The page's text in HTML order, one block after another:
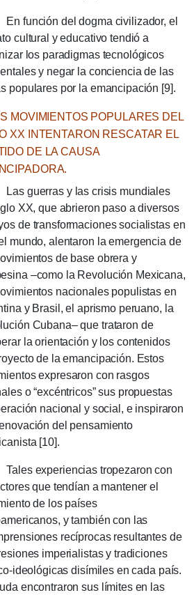
del dogma civilizador, el
cultural y educativo tendió a
los paradigmas tecnológicos
y negar la conciencia de las
populares por la emancipación [9].
MOVIMIENTOS POPULARES DEL
XX INTENTARON RESCATAR EL
DE LA CAUSA
guerras y las crisis mundiales
XX, que abrieron paso a diversos
de transformaciones socialistas en
mundo, alentaron la emergencia de
de base obrera y
–como la Revolución Mexicana,
nacionales populistas en
y Brasil, el aprismo peruano, la
Cubana– que trataron de
la orientación y los contenidos
de la emancipación. Estos
expresaron con rasgos
o “excéntricos” sus propuestas
nacional y social, e inspiraron
del pensamiento
[10].
experiencias tropezaron con
que tendían a mantener el
de los países
y también con las
recíprocas resultantes de
imperialistas y tradiciones
ideológicas disímiles en cada país.
encontraron sus límites en las